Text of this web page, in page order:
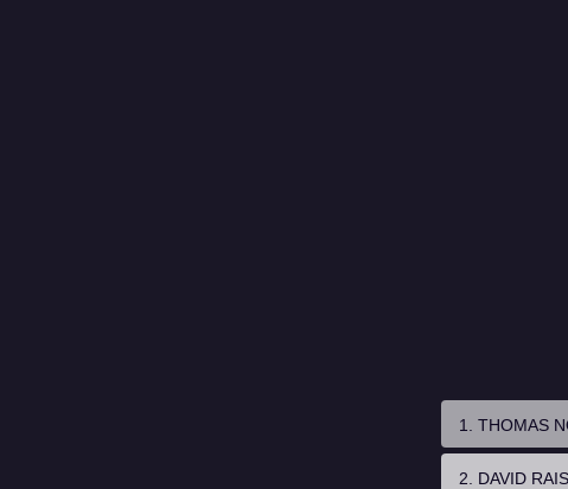
1. THOMAS
2. DAVID